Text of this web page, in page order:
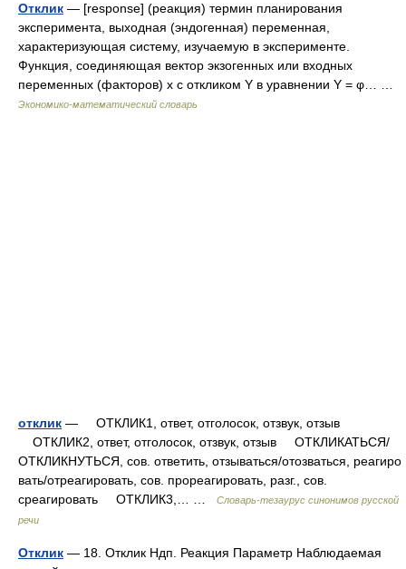
Отклик — [response] (реакция) термин планирования
эксперимента, выходная (эндогенная) переменная,
характеризующая систему, изучаемую в эксперименте.
Функция, соединяющая вектор экзогенных или входных
переменных (факторов) x с откликом Y в уравнении Y = φ… …
Экономико-математический словарь
отклик — ОТКЛИК1, ответ, отголосок, отзвук, отзыв
ОТКЛИК2, ответ, отголосок, отзвук, отзыв ОТКЛИКАТЬСЯ/
ОТКЛИКНУТЬСЯ, сов. ответить, отзываться/отозваться, реагиро
вать/отреагировать, сов. прореагировать, разг., сов.
среагировать ОТКЛИК3,… …
Словарь-тезаурус синонимов русской
речи
Отклик — 18. Отклик Ндп. Реакция Параметр Наблюдаемая